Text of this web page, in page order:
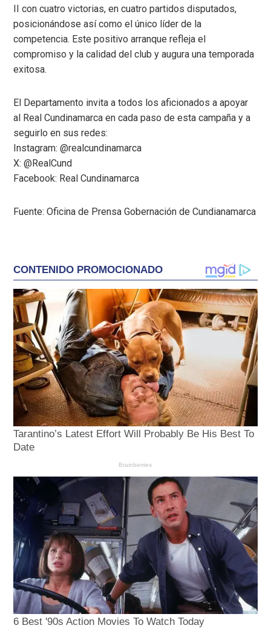
II con cuatro victorias, en cuatro partidos disputados,
posicionándose así como el único líder de la
competencia. Este positivo arranque refleja el
compromiso y la calidad del club y augura una temporada
exitosa.
El Departamento invita a todos los aficionados a apoyar
al Real Cundinamarca en cada paso de esta campaña y a
seguirlo en sus redes:
Instagram: @realcundinamarca
X: @RealCund
Facebook: Real Cundinamarca
Fuente: Oficina de Prensa Gobernación de Cundianamarca